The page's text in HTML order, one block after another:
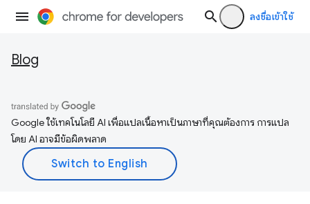
ลงชื่อเข้าใช้
Blog
Google ใช้เทคโนโลยี AI เพื่อแปลเนื้อหาเป็นภาษาที่คุณต้องการ การแปล
โดย AI อาจมีข้อผิดพลาด